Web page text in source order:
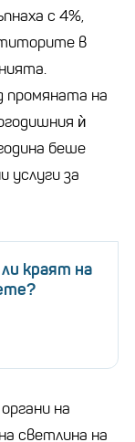
с 4%,
в
промяната на
ѝ
беше
услуги за
краят на
на
светлина на